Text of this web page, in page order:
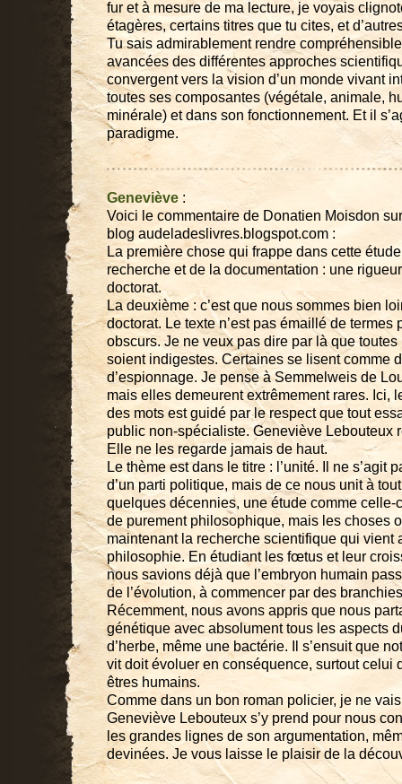
fur et à mesure de ma lecture, je voyais
étagères, certains titres que tu cites, et
Tu sais admirablement rendre
avancées des différentes approches
convergent vers la vision d’un monde vivant
toutes ses composantes (végétale, animale,
minérale) et dans son fonctionnement. Et il
paradigme.
Geneviève :
Voici le commentaire de Donatien Moisdon
blog audeladeslivres.blogspot.com :
La première chose qui frappe dans cette
recherche et de la documentation : une
doctorat.
La deuxième : c’est que nous sommes bien
doctorat. Le texte n’est pas émaillé de
obscurs. Je ne veux pas dire par là que
soient indigestes. Certaines se lisent comme
d’espionnage. Je pense à Semmelweis de
mais elles demeurent extrêmement rares. Ici,
des mots est guidé par le respect que tout
public non-spécialiste. Geneviève Lebouteux
Elle ne les regarde jamais de haut.
Le thème est dans le titre : l’unité. Il ne s’agit
d’un parti politique, mais de ce nous unit à
quelques décennies, une étude comme celle-
de purement philosophique, mais les choses
maintenant la recherche scientifique qui vient
philosophie. En étudiant les fœtus et leur
nous savions déjà que l’embryon humain
de l’évolution, à commencer par des
Récemment, nous avons appris que nous
génétique avec absolument tous les aspects
d’herbe, même une bactérie. Il s’ensuit que
vit doit évoluer en conséquence, surtout celui
êtres humains.
Comme dans un bon roman policier, je ne
Geneviève Lebouteux s’y prend pour nous
les grandes lignes de son argumentation,
devinées. Je vous laisse le plaisir de la